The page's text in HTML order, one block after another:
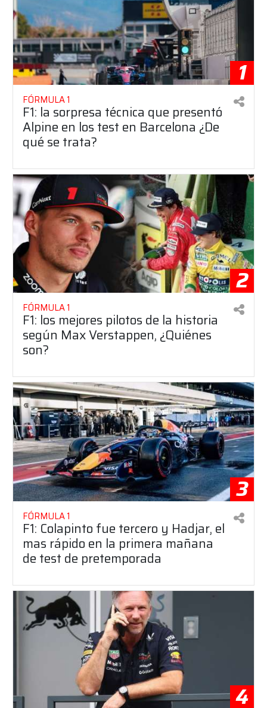
1
FÓRMULA 1
F1: la sorpresa técnica que presentó
Alpine en los test en Barcelona ¿De
qué se trata?
2
FÓRMULA 1
F1: los mejores pilotos de la historia
según Max Verstappen, ¿Quiénes
son?
3
FÓRMULA 1
F1: Colapinto fue tercero y Hadjar, el
mas rápido en la primera mañana
de test de pretemporada
4